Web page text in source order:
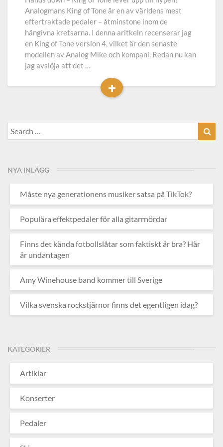
Tone
Analogmans King of Tone är en av världens mest
eftertraktade pedaler – åtminstone inom de
hängivna kretsarna. I denna aritkeln recenserar jag
en King of Tone version 4, vilket är den senaste
modellen av Analog Mike och kompani. Redan nu kan
jag avslöja att det …
+
Read
Search
for:
NYA INLÄGG
Måste nya generationens musiker satsa på TikTok?
Populära effektpedaler för alla gitarrnördar
Finns det kända fotbollslåtar som faktiskt är bra? Här
är undantagen
Amy Winehouse band kommer till Sverige
Vilka svenska rockstjärnor finns det egentligen idag?
KATEGORIER
Artiklar
Konserter
Pedaler